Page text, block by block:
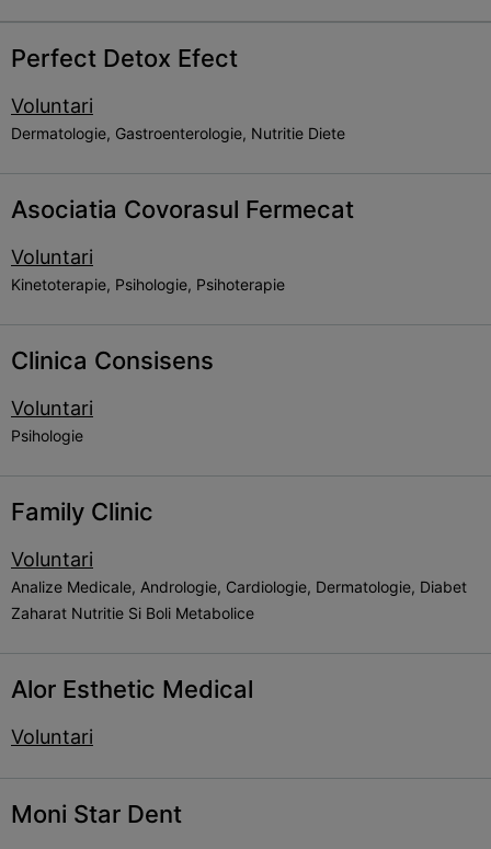
Perfect Detox Efect
Voluntari
Dermatologie, Gastroenterologie, Nutritie Diete
Asociatia Covorasul Fermecat
Voluntari
Kinetoterapie, Psihologie, Psihoterapie
Clinica Consisens
Voluntari
Psihologie
Family Clinic
Voluntari
Analize Medicale, Andrologie, Cardiologie, Dermatologie, Diabet
Zaharat Nutritie Si Boli Metabolice
Alor Esthetic Medical
Voluntari
Moni Star Dent